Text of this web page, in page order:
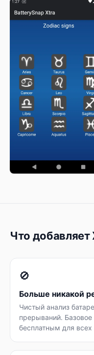
Что добавляет
🚫
Больше никакой
Чистый анализ
прерываний.
бесплатным для всех